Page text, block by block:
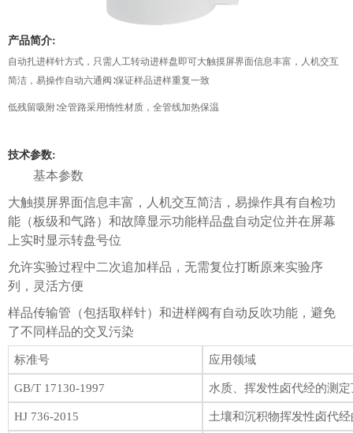
产品简介:
自动扎进样针方式，只需人工转动进样盘即可大触摸屏界面信息丰富，人机交互
简洁，易操作自动六通阀∶保证样品进样重复一致
低残留吸附∶全管路采用惰性材质，全管线加热保温
技术参数:
基本参数
大触摸屏界面信息丰富，人机交互简洁，易操作具有自检功
能（板级和气路）和故障显示功能样品盘自动定位并在屏幕
上实时显示转盘号位
允许实验过程中二次追加样品，无需复位打断原来实验序
列，灵活方便
样品传输管（包括取样针）和进样阀有自动反吹功能，避免
了不同样品的交叉污染
标准号 应用领域
GB/T 17130-1997 水质、挥发性卤代经的测
HJ 736-2015 土壤和沉积物挥发性卤代